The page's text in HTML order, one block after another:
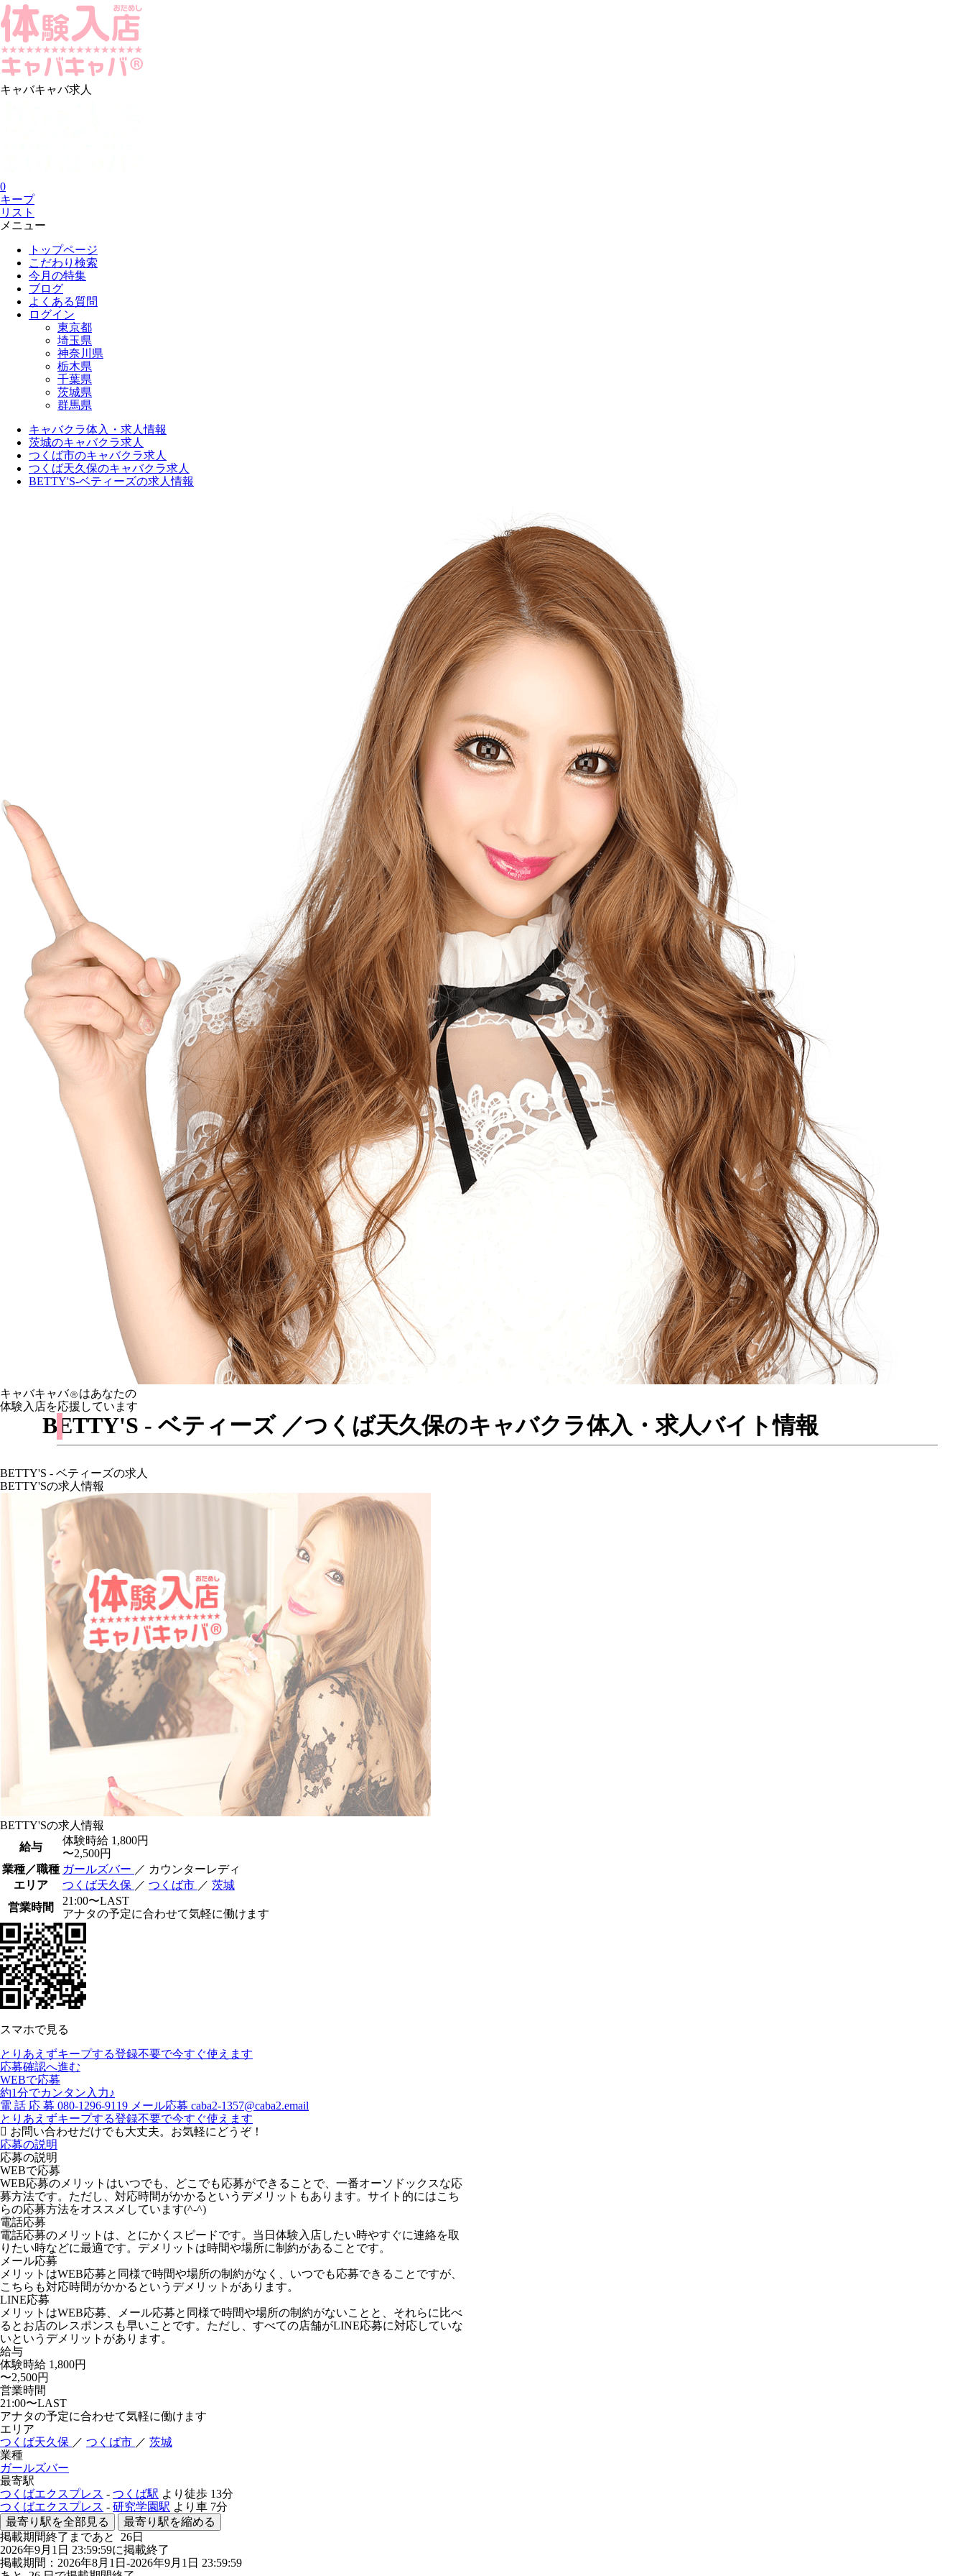
キャバキャバ求人
0
キープ
リスト
メニュー
トップページ
こだわり検索
今月の特集
ブログ
よくある質問
ログイン
東京都
埼玉県
神奈川県
栃木県
千葉県
茨城県
群馬県
キャバクラ体入・求人情報
茨城のキャバクラ求人
つくば市のキャバクラ求人
つくば天久保のキャバクラ求人
BETTY'S-ベティーズの求人情報
キャバキャバⓇ はあなたの
体験入店を応援しています
BETTY'S - ベティーズ ／つくば天久保のキャバクラ体入・求人バイト情報
BETTY'S - ベティーズの求人
BETTY'Sの求人情報
BETTY'Sの求人情報
給与
体験時給 1,800円
〜2,500円
業種／職種 ガールズバー ／ カウンターレディ
エリア
つくば天久保 ／ つくば市 ／ 茨城
営業時間
21:00〜LAST
アナタの予定に合わせて気軽に働けます
スマホで見る
とりあえずキープする登録不要で今すぐ使えます
応募確認へ進む
WEBで応募
約1分でカンタン入力♪
電 話 応 募 080-1296-9119 メール応募 caba2-1357@caba2.email
とりあえずキープする登録不要で今すぐ使えます
お問い合わせだけでも大丈夫。お気軽にどうぞ！
応募の説明
応募の説明
WEBで応募
WEB応募のメリットはいつでも、どこでも応募ができることで、一番オーソドックスな応
募方法です。ただし、対応時間がかかるというデメリットもあります。サイト的にはこち
らの応募方法をオススメしています(^-^)
電話応募
電話応募のメリットは、とにかくスピードです。当日体験入店したい時やすぐに連絡を取
りたい時などに最適です。デメリットは時間や場所に制約があることです。
メール応募
メリットはWEB応募と同様で時間や場所の制約がなく、いつでも応募できることですが、
こちらも対応時間がかかるというデメリットがあります。
LINE応募
メリットはWEB応募、メール応募と同様で時間や場所の制約がないことと、それらに比べ
るとお店のレスポンスも早いことです。ただし、すべての店舗がLINE応募に対応していな
いというデメリットがあります。
給与
体験時給 1,800円
〜2,500円
営業時間
21:00〜LAST
アナタの予定に合わせて気軽に働けます
エリア
つくば天久保 ／ つくば市 ／ 茨城
業種
ガールズバー
最寄駅
つくばエクスプレス - つくば駅 より徒歩 13分
つくばエクスプレス - 研究学園駅 より車 7分
最寄り駅を全部見る
最寄り駅を縮める
掲載期間終了まであと 26日
2026年9月1日 23:59:59に掲載終了
掲載期間：2026年8月1日-2026年9月1日 23:59:59